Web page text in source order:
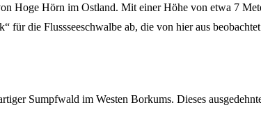
Hoge Hörn im Ostland. Mit einer Höhe von etwa 7
die Flussseeschwalbe ab, die von hier aus
Sumpfwald im Westen Borkums. Dieses